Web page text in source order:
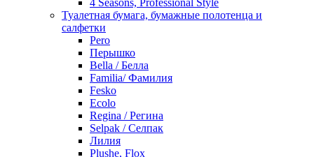
4 Seasons, Professional Style
Туалетная бумага, бумажные полотенца и
салфетки
Pero
Перышко
Bella / Белла
Familia/ Фамилия
Fesko
Ecolo
Regina / Регина
Selpak / Селпак
Лилия
Plushe, Flox